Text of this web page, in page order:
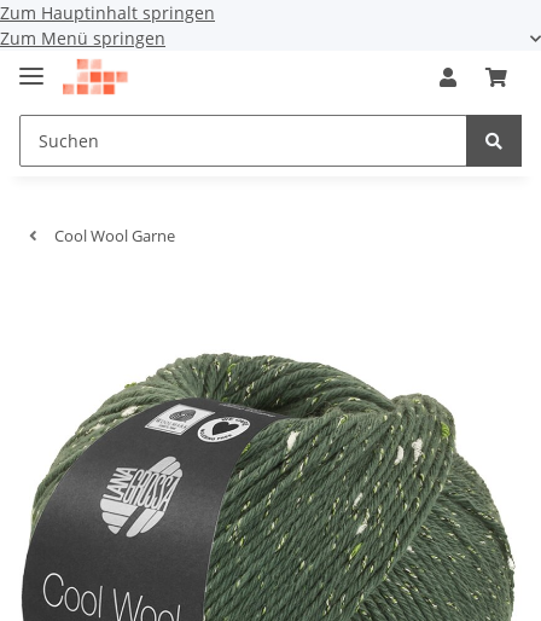
Zum Hauptinhalt springen
Zum Menü springen
Cool Wool Garne